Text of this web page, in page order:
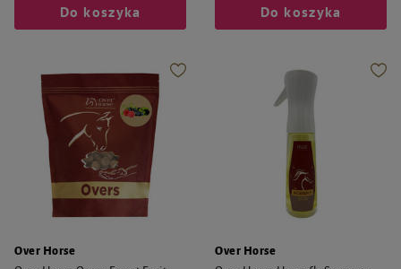
Do koszyka Do koszyka
Over Horse
Over Horse